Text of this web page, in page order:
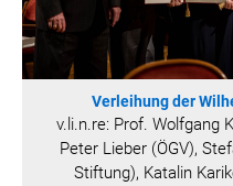
ADMIRAL SPORTWETTEN
EWP RECYCLING PFAND
ANNEMARIE CHARITY
IMPERIAL MARKETS
TRÄGERVEREIN EINWEGPFAND
SPECIAL OLYMPICS ÖSTERREICH
Verleihung der
v.li.n.re: Prof. Wolfgang
Peter Lieber (ÖGV),
Stiftung), Katalin